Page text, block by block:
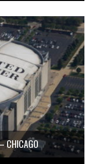
CHICAGO